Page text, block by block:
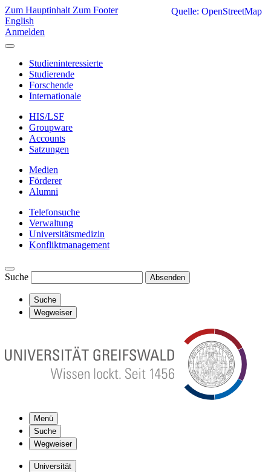
Zum Hauptinhalt Zum Footer
English
Anmelden
Studieninteressierte
Studierende
Forschende
Internationale
HIS/LSF
Groupware
Accounts
Satzungen
Medien
Förderer
Alumni
Telefonsuche
Verwaltung
Universitätsmedizin
Konfliktmanagement
Suche Absenden
Suche
Wegweiser
Menü
Suche
Wegweiser
Universität
Quelle: OpenStreetMap